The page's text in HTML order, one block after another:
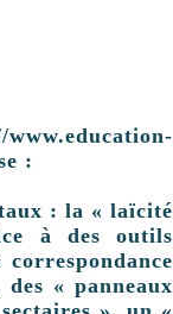
:
: la « laïcité
à des outils
« panneaux